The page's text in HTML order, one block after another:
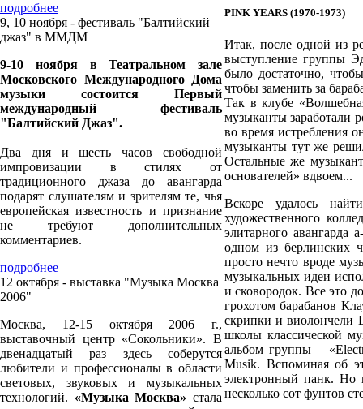
подробнее
9, 10 ноября - фестиваль "Балтийский
джаз" в ММДМ
9-10 ноября в Театральном зале
Московского Международного Дома
музыки состоится Первый
международный фестиваль
"Балтийский Джаз".
Два дня и шесть часов свободной
импровизации в стилях от
традиционного джаза до авангарда
подарят слушателям и зрителям те, чья
европейская известность и признание
не требуют дополнительных
комментариев.
подробнее
12 октября - выставка "Музыка Москва
2006"
Москва, 12-15 октября 2006 г.,
выставочный центр «Сокольники». В
двенадцатый раз здесь соберутся
любители и профессионалы в области
световых, звуковых и музыкальных
технологий. «Музыка Москва» стала
PINK YEARS (1970-1973)
Итак, после одной из
выступление группы
было достаточно,
чтобы заменить за
Так в клубе
музыканты заработали
во время истребления
музыканты тут же
Остальные же
основателей» вдвоем...
Вскоре удалось
художественного
элитарного
одном из берлинских
просто нечто вроде
музыкальных идеи
и сковородок. Все это
грохотом барабанов
скрипки и виолончели
школы классической
альбом группы –
Musik. Вспоминая об
электронный панк. Но
несколько сот фунтов